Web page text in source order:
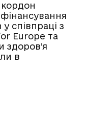
кордон
співпраці з
Europe та
здоров’я
в